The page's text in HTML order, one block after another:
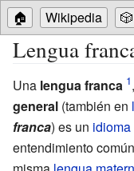
🏠 Wikipedia 🎲
Lengua
Una lengua franca ,
general (también en
franca) es un idioma
entendimiento